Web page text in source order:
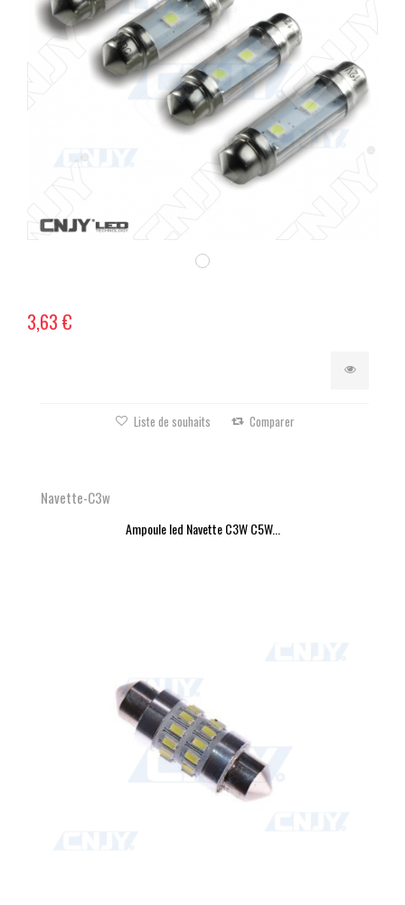
3,63 €
Liste de souhaits Comparer
Navette-C3w
Ampoule led Navette C3W C5W...